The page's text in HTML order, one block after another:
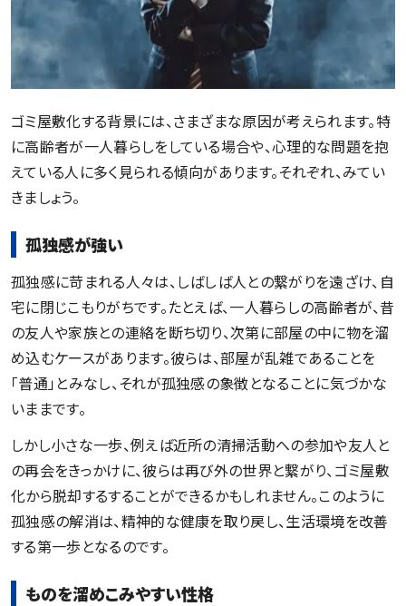
ゴミ屋敷化する背景には、さまざまな原因が考えられます。特
に高齢者が一人暮らしをしている場合や、心理的な問題を抱
えている人に多く見られる傾向があります。それぞれ、みてい
きましょう。
孤独感が強い
孤独感に苛まれる人々は、しばしば人との繋がりを遠ざけ、自
宅に閉じこもりがちです。たとえば、一人暮らしの高齢者が、昔
の友人や家族との連絡を断ち切り、次第に部屋の中に物を溜
め込むケースがあります。彼らは、部屋が乱雑であることを
「普通」とみなし、それが孤独感の象徴となることに気づかな
いままです。
しかし小さな一歩、例えば近所の清掃活動への参加や友人と
の再会をきっかけに、彼らは再び外の世界と繋がり、ゴミ屋敷
化から脱却するすることができるかもしれません。このように
孤独感の解消は、精神的な健康を取り戻し、生活環境を改善
する第一歩となるのです。
ものを溜めこみやすい性格